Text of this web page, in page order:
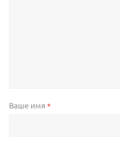
Ваше имя *